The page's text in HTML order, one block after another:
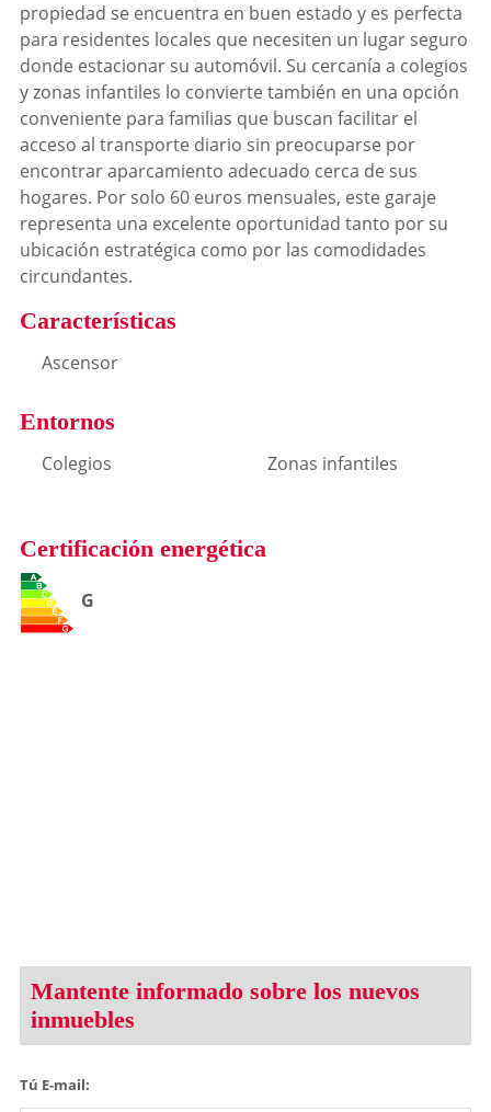
propiedad se encuentra en buen estado y es perfecta
para residentes locales que necesiten un lugar seguro
donde estacionar su automóvil. Su cercanía a colegios
y zonas infantiles lo convierte también en una opción
conveniente para familias que buscan facilitar el
acceso al transporte diario sin preocuparse por
encontrar aparcamiento adecuado cerca de sus
hogares. Por solo 60 euros mensuales, este garaje
representa una excelente oportunidad tanto por su
ubicación estratégica como por las comodidades
circundantes.
Características
Ascensor
Entornos
Colegios Zonas infantiles
Certificación energética
G
Mantente informado sobre los nuevos
inmuebles
Tú E-mail: